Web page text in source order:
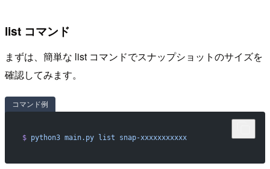
list コマンド
まずは、簡単な list コマンドでスナップショットのサイズを
確認してみます。
コマンド例
$ python3 main.py list snap-xxxxxxxxxxx